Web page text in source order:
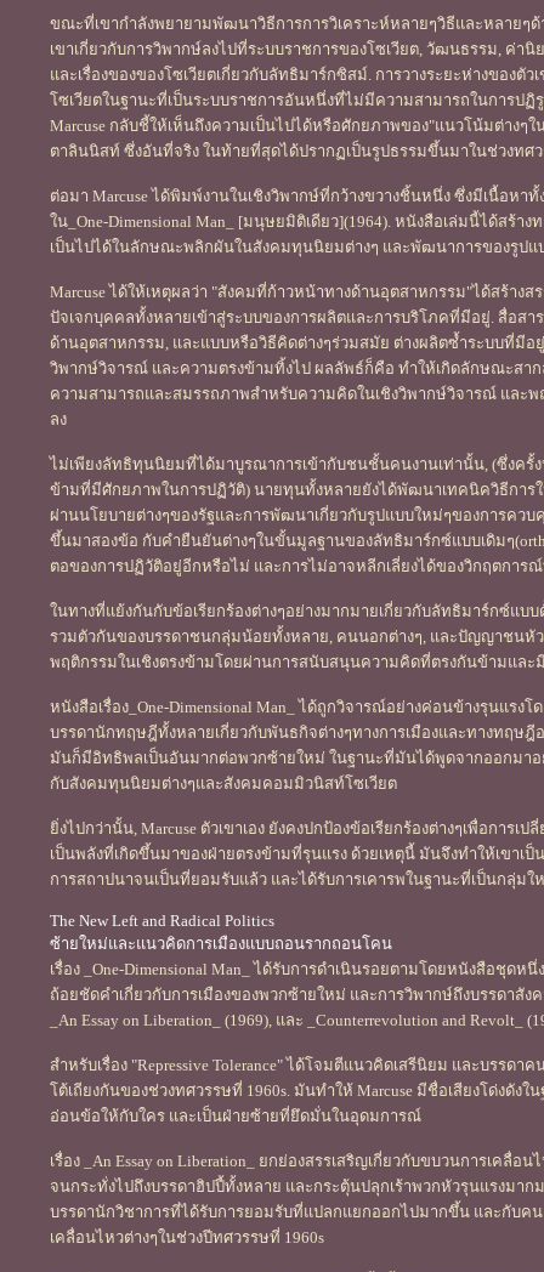
ขณะที่เขากำลังพยายามพัฒนาวิธีการการวิเคราะห์หลายๆวิธีและหลายๆ
เขาเกี่ยวกับการวิพากษ์ลงไปที่ระบบราชการของโซเวียต, วัฒนธรรม, ค่า
และเรื่องของของโซเวียตเกี่ยวกับลัทธิมาร์กซิสม์. การวางระยะห่างของ
โซเวียตในฐานะที่เป็นระบบราชการอันหนึ่งที่ไม่มีความสามารถในการปฏิ
Marcuse กลับชี้ให้เห็นถึงความเป็นไปได้หรือศักยภาพของ"แนวโน้มต่างๆ
ตาลินนิสท์ ซึ่งอันที่จริง ในท้ายที่สุดได้ปรากฏเป็นรูปธรรมขึ้นมาในช่วงทศ
ต่อมา Marcuse ได้พิมพ์งานในเชิงวิพากษ์ที่กว้างขวางชิ้นหนึ่ง ซึ่งมีเนื้อ
ใน_One-Dimensional Man_ [มนุษยมิติเดียว](1964). หนังสือเล่มนี้ได้สร้
เป็นไปได้ในลักษณะพลิกผันในสังคมทุนนิยมต่างๆ และพัฒนาการของรูปแ
Marcuse ได้ให้เหตุผลว่า "สังคมที่ก้าวหน้าทางด้านอุตสาหกรรม"ได้สร้าง
ปัจเจกบุคคลทั้งหลายเข้าสู่ระบบของการผลิตและการบริโภคที่มีอยู่. สื่อส
ด้านอุตสาหกรรม, และแบบหรือวิธีคิดต่างๆร่วมสมัย ต่างผลิตซ้ำระบบที่มี
วิพากษ์วิจารณ์ และความตรงข้ามทิ้งไป ผลลัพธ์ก็คือ ทำให้เกิดลักษณะสา
ความสามารถและสมรรถภาพสำหรับความคิดในเชิงวิพากษ์วิจารณ์ และพ
ลง
ไม่เพียงลัทธิทุนนิยมที่ได้มาบูรณาการเข้ากับชนชั้นคนงานเท่านั้น, (ซึ่งครั้
ข้ามที่มีศักยภาพในการปฏิวัติ) นายทุนทั้งหลายยังได้พัฒนาเทคนิควิธีการใ
ผ่านนโยบายต่างๆของรัฐและการพัฒนาเกี่ยวกับรูปแบบใหม่ๆของการควบ
ขึ้นมาสองข้อ กับคำยืนยันต่างๆในขั้นมูลฐานของลัทธิมาร์กซ์แบบเดิมๆ
ตอของการปฏิวัติอยู่อีกหรือไม่ และการไม่อาจหลีกเลี่ยงได้ของวิกฤตการ
ในทางที่แย้งกันกับข้อเรียกร้องต่างๆอย่างมากมายเกี่ยวกับลัทธิมาร์กซ์แบ
รวมตัวกันของบรรดาชนกลุ่มน้อยทั้งหลาย, คนนอกต่างๆ, และปัญญาชนหั
พฤติกรรมในเชิงตรงข้ามโดยผ่านการสนับสนุนความคิดที่ตรงกันข้ามแล
หนังสือเรื่อง_One-Dimensional Man_ ได้ถูกวิจารณ์อย่างค่อนข้างรุนแรง
บรรดานักทฤษฎีทั้งหลายเกี่ยวกับพันธกิจต่างๆทางการเมืองและทางทฤษฎี
มันก็มีอิทธิพลเป็นอันมากต่อพวกซ้ายใหม่ ในฐานะที่มันได้พูดจากออกมา
กับสังคมทุนนิยมต่างๆและสังคมคอมมิวนิสท์โซเวียต
ยิ่งไปกว่านั้น, Marcuse ตัวเขาเอง ยังคงปกป้องข้อเรียกร้องต่างๆเพื่อการ
เป็นพลังที่เกิดขึ้นมาของฝ่ายตรงข้ามที่รุนแรง ด้วยเหตุนี้ มันจึงทำให้เขาเ
การสถาปนาจนเป็นที่ยอมรับแล้ว และได้รับการเคารพในฐานะที่เป็นกลุ่มใ
The New Left and Radical Politics
ซ้ายใหม่และแนวคิดการเมืองแบบถอนรากถอนโคน
เรื่อง _One-Dimensional Man_ ได้รับการดำเนินรอยตามโดยหนังสือชุดห
ถ้อยชัดคำเกี่ยวกับการเมืองของพวกซ้ายใหม่ และการวิพากษ์ถึงบรรดาสัง
_An Essay on Liberation_ (1969), และ _Counterrevolution and Revolt_
สำหรับเรื่อง "Repressive Tolerance" ได้โจมตีแนวคิดเสรีนิยม และบรรด
โต้เถียงกันของช่วงทศวรรษที่ 1960s. มันทำให้ Marcuse มีชื่อเสียงโด่งดั
อ่อนข้อให้กับใคร และเป็นฝ่ายซ้ายที่ยึดมั่นในอุดมการณ์
เรื่อง _An Essay on Liberation_ ยกย่องสรรเสริญเกี่ยวกับขบวนการเคลื่
จนกระทั่งไปถึงบรรดาฮิปปี้ทั้งหลาย และกระตุ้นปลุกเร้าพวกหัวรุนแรงมา
บรรดานักวิชาการที่ได้รับการยอมรับที่แปลกแยกออกไปมากขึ้น และกับ
เคลื่อนไหวต่างๆในช่วงปีทศวรรษที่ 1960s